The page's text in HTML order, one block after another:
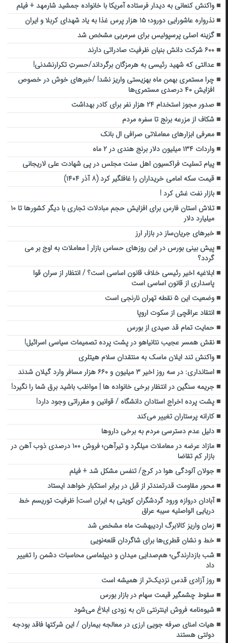
واکنش کنعانی به دیدار فرستاده آمریکا با خانواده جمشید شارمهد + فیلم
نذرواره عاشورایی دورود؛ ۱۵ هزار پرس غذا به یاد شهدای کربلا و ایران
گزینه اصلی پرسپولیس برای سرمربی مشخص شد
۶۰۰ شرکت دانش بنیان ظرفیت صادراتی دارند
عدالتی که شهید رئیسی به هرمزگان برگرداند/حسرتِ تکرارنشدنی!
چرا مستمری بهمن ماه بهزیستی واریز نشد! /خبر‌های خوش در خصوص
افزایش ۴۰ درصدی مستمری‌ها
صدور مجوز استخدام ۲۴ هزار نفر برای کادر بهداشت
شکاف از مزرعه برنج تا سفره مردم
معرفی ابزارهای معاملاتی صرافی ال بانک
واردات ۱۳۴ میلیون دلار برنج هندی در ۲ ماه
پیام تسلیت فراکسیون اهل سنت مجلس در پی شهادت علی لاریجانی
قیمت سکه امامی خریداران را غافلگیر کرد (۸ آذر ۱۴۰۴)
بازار نفت غش کرد !
تلاش استان فارس برای افزایش حجم مبادلات تجاری با دیگر کشور‌ها تا ۱۰
میلیارد دلار
خبرهای جریان‌ساز در بازار ارز
پیش بینی بورس در این روزهای حساس بازار | معاملات به اوج بر می
گردد؟
ابلاغیه اخیر رئیسی خلاف قانون اساسی است؟ / انتظار از سران قوا
پاسداری از قانون اساسی است
وضعیت این ۵ نقطه تهران نارنجی است
انتقاد عراقچی از سکوت اروپا
حمایت تمام قد صیدی از بورس
نقش همسر عجیب نتانیاهو در پشت پرده تصمیمات سیاسی اسرائیل!
واکنش تند ایلان ماسک به منتقدان سلام هیتلری
استانداری: در سه روز اخیر ۳ میلیون و ۶۶۰ هزار مسافر وارد گیلان شدند
جریمه سنگین در انتظار برخی خانواده ها | مواظب باشید برق شما را نگیرد!
پشت پرده اخراج استادان دانشگاه / قوانین و مقرراتی وجود دارد!
کارانه پرستاران تغییر می‌کند
دلیل عدم دسترسی مردم به برخی داروها
مازاد عرضه در معاملات میلگرد و تیرآهن؛ فروش ۱۰۰ درصدی ذوب آهن در
بازار کم تقاضا
جولان آلودگی هوا در کرج/ تنفس مشکل شد + فیلم
محور مقاومت قدرتمندتر از قبل در برابر استکبار خواهد ایستاد
آبادان دروازه ورود گردشگران کویتی به ایران است| ظرفیت توریسم خط
دریایی الواصلیه سیبه عراق
زمان واریز کالابرگ اردیبهشت ماه مشخص شد
خط و نشان قطری‌ها برای شاگردان قلعه‌نویی
شب بازدارندگی؛ هم‌صدایی میدان و دیپلماسی محاسبات دشمن را تغییر
داد
روز آزادی قدس نزدیک‌تر از همیشه است
سقوط چشمگیر قیمت سهام در بازار بورس
شیوه‌نامه فروش اینترنتی نان به زودی ابلاغ می‌شود
هیات امنای صرفه جویی ارزی در معالجه بیماران / این شرکتها فاقد بودجه
دولتی هستند